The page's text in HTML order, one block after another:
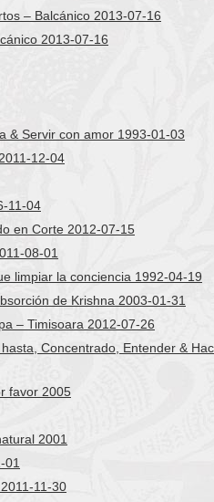
– Balcánico 2013-07-16
2013-07-16
& Servir con amor 1993-01-03
12-04
11-04
en Corte 2012-07-15
08-01
limpiar la conciencia 1992-04-19
de Krishna 2003-01-31
– Timisoara 2012-07-26
Concentrado, Entender &
favor 2005
2001
01
11-30